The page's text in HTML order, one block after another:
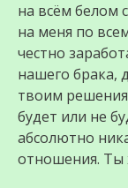
на всём белом
на меня по
честно
нашего брака,
твоим
будет или не
абсолютно
отношения. Ты